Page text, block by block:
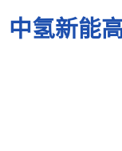
中氢新能